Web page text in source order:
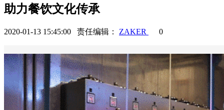
助力餐饮文化传承
2020-01-13 15:45:00 责任编辑： ZAKER 0